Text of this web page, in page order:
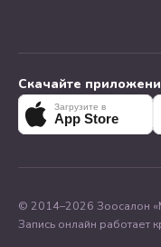
Скачайте
Загрузите в
App Store
© 2014–2026 Зоосалон
Запись онлайн работает